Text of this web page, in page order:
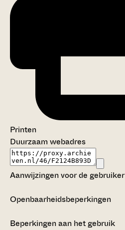
Printen
Duurzaam webadres
Aanwijzingen voor de gebruiker
Openbaarheidsbeperkingen
Beperkingen aan het gebruik